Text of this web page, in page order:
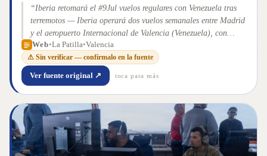
“Iberia retomará el #9Jul vuelos regulares con Venezuela tras
terremotos — Iberia operará dos vuelos semanales entre Madrid
y el aeropuerto Internacional de Valencia (Venezuela), con
salidas los jueves y domingos.
Web•La Patilla•Valencia
⚠ Sin verificar — confírmalo en la fuente
Ver fuente original ↗ · toca para más